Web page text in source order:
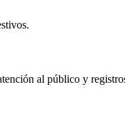
al público y